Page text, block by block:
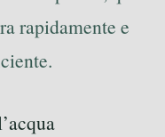
rapidamente e